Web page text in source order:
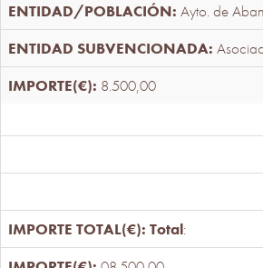
Ayto. de
8.500,00
Total: